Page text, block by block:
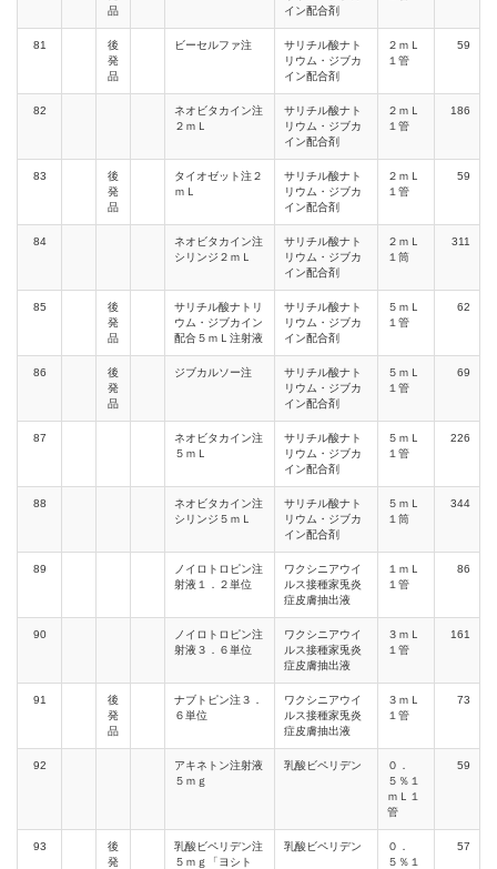
品
イン配合剤
81
後
発
品
ビーセルファ注
サリチル酸ナト
リウム・ジブカ
イン配合剤
２ｍＬ
１管
59
82
ネオビタカイン注
２ｍＬ
サリチル酸ナト
リウム・ジブカ
イン配合剤
２ｍＬ
１管
186
83
後
発
品
タイオゼット注２
ｍＬ
サリチル酸ナト
リウム・ジブカ
イン配合剤
２ｍＬ
１管
59
84
ネオビタカイン注
シリンジ２ｍＬ
サリチル酸ナト
リウム・ジブカ
イン配合剤
２ｍＬ
１筒
311
85
後
発
品
サリチル酸ナトリ
ウム・ジブカイン
配合５ｍＬ注射液
サリチル酸ナト
リウム・ジブカ
イン配合剤
５ｍＬ
１管
62
86
後
発
品
ジブカルソー注
サリチル酸ナト
リウム・ジブカ
イン配合剤
５ｍＬ
１管
69
87
ネオビタカイン注
５ｍＬ
サリチル酸ナト
リウム・ジブカ
イン配合剤
５ｍＬ
１管
226
88
ネオビタカイン注
シリンジ５ｍＬ
サリチル酸ナト
リウム・ジブカ
イン配合剤
５ｍＬ
１筒
344
89
ノイロトロピン注
射液１．２単位
ワクシニアウイ
ルス接種家兎炎
症皮膚抽出液
１ｍＬ
１管
86
90
ノイロトロピン注
射液３．６単位
ワクシニアウイ
ルス接種家兎炎
症皮膚抽出液
３ｍＬ
１管
161
91
後
発
品
ナブトピン注３．
６単位
ワクシニアウイ
ルス接種家兎炎
症皮膚抽出液
３ｍＬ
１管
73
92
アキネトン注射液
５ｍｇ
乳酸ビペリデン
０．
５％１
ｍＬ１
管
59
93
後
発
乳酸ビペリデン注
５ｍｇ「ヨシト
乳酸ビペリデン
０．
５％１
57